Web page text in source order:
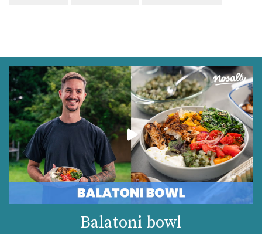
Balatoni bowl